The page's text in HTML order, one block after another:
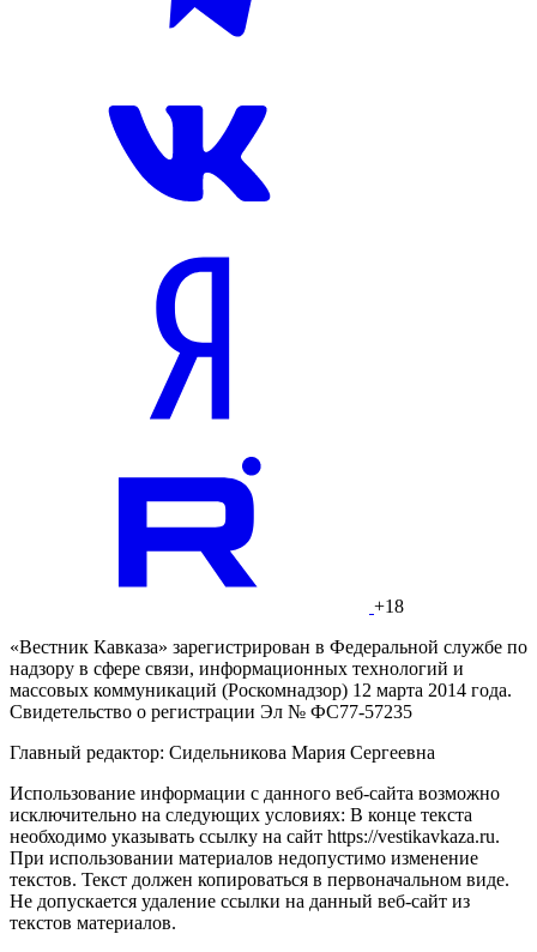
+18
«Вестник Кавказа» зарегистрирован в Федеральной службе по
надзору в сфере связи, информационных технологий и
массовых коммуникаций (Роскомнадзор) 12 марта 2014 года.
Свидетельство о регистрации Эл № ФС77-57235
Главный редактор: Сидельникова Мария Сергеевна
Использование информации с данного веб-сайта возможно
исключительно на следующих условиях: В конце текста
необходимо указывать ссылку на сайт https://vestikavkaza.ru.
При использовании материалов недопустимо изменение
текстов. Текст должен копироваться в первоначальном виде.
Не допускается удаление ссылки на данный веб-сайт из
текстов материалов.